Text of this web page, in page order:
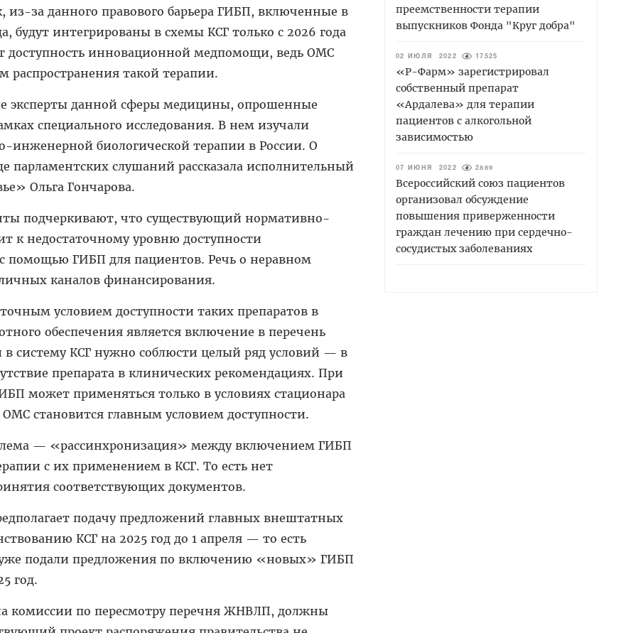
за данного правового барьера ГИБП, включенные в
будут интегрированы в схемы КСГ только с 2026 года
доступность инновационной медпомощи, ведь ОМС
распространения такой терапии.
эксперты данной сферы медицины, опрошенные
специального исследования. В нем изучали
инженерной биологической терапии в России. О
парламентских слушаний рассказала исполнительный
Ольга Гончарова.
подчеркивают, что существующий нормативно-
к недостаточному уровню доступности
помощью ГИБП для пациентов. Речь о неравном
каналов финансирования.
условием доступности таких препаратов в
обеспечения является включение в перечень
систему КСГ нужно соблюсти целый ряд условий — в
препарата в клинических рекомендациях. При
может применяться только в условиях стационара
становится главным условием доступности.
— «рассинхронизация» между включением ГИБП
с их применением в КСГ. То есть нет
соответствующих документов.
подачу предложений главных внештатных
КСГ на 2025 год до 1 апреля — то есть
подали предложения по включению «новых» ГИБП
год.
комиссии по пересмотру перечня ЖНВЛП, должны
преемственности терапии
выпускников Фонда "Круг добра"
02 ИЮЛЯ 2022 17525
«Р-Фарм» зарегистрировал
собственный препарат
«Ардалева» для терапии
пациентов с алкогольной
зависимостью
07 ИЮНЯ 2022 2889
Всероссийский союз пациентов
организовал обсуждение
повышения приверженности
граждан лечению при сердечно-
сосудистых заболеваниях